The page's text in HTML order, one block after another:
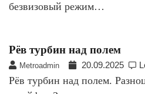
безвизовый режим…
Рёв турбин над полем
Metroadmin 20.09.2025
Рёв турбин над полем.